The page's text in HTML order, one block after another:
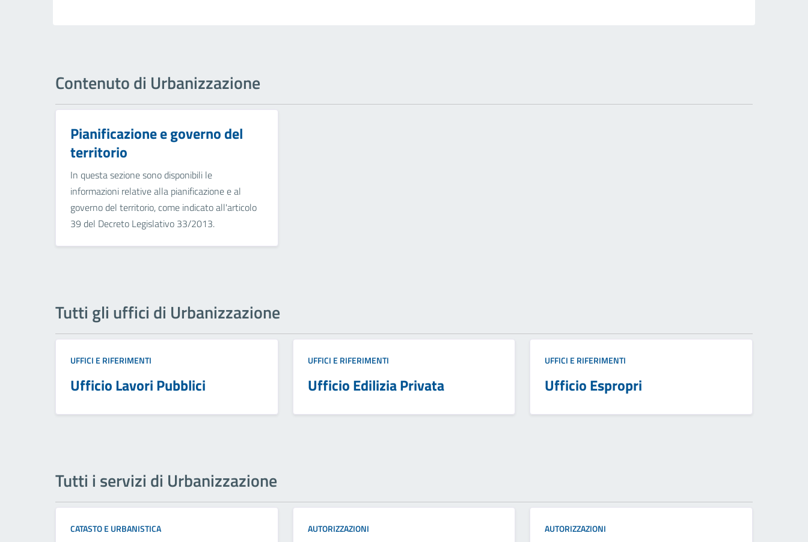
Contenuto di Urbanizzazione
Pianificazione e governo del
territorio
In questa sezione sono disponibili le
informazioni relative alla pianificazione e al
governo del territorio, come indicato all'articolo
39 del Decreto Legislativo 33/2013.
Tutti gli uffici di Urbanizzazione
UFFICI E RIFERIMENTI
Ufficio Lavori Pubblici
UFFICI E RIFERIMENTI
Ufficio Edilizia Privata
UFFICI E RIFERIMENTI
Ufficio Espropri
Tutti i servizi di Urbanizzazione
CATASTO E URBANISTICA AUTORIZZAZIONI AUTORIZZAZIONI